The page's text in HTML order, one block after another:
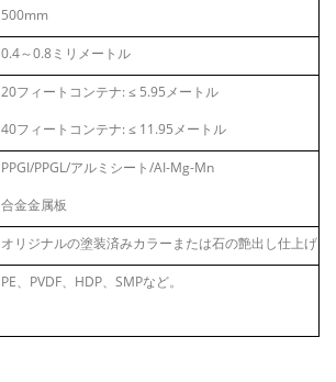
500mm
0.4～0.8ミリメートル
20フィートコンテナ:≤ 5.95メートル
40フィートコンテナ:≤ 11.95メートル
PPGI/PPGL/アルミシート/AI-Mg-Mn
合金金属板
オリジナルの塗装済みカラーまたは石の艶出し仕上げ
PE、PVDF、HDP、SMPなど。